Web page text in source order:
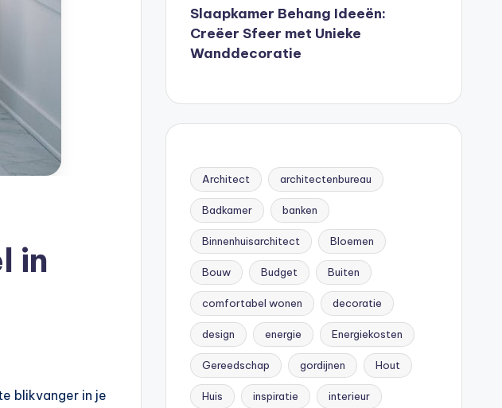
in
blikvanger in je
Slaapkamer Behang Ideeën:
Creëer Sfeer met Unieke
Wanddecoratie
Architect architectenbureau
Badkamer banken
Binnenhuisarchitect Bloemen
Bouw Budget Buiten
comfortabel wonen decoratie
design energie Energiekosten
Gereedschap gordijnen Hout
Huis inspiratie interieur